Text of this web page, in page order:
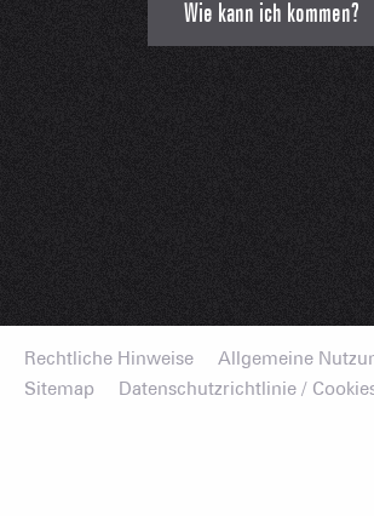
Wie kann ich kommen?
Rechtliche Hinweise
Allgemeine
Sitemap
Datenschutzrichtlinie /